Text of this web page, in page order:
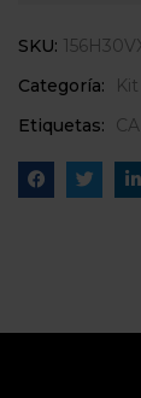
SKU:
Categoría:
Etiquetas: